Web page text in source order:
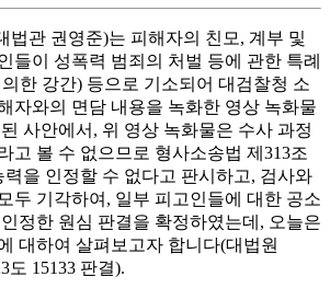
법관 권영준)는 피해자의 친모, 계부 및
들이 성폭력 범죄의 처벌 등에 관한 특례
한 강간) 등으로 기소되어 대검찰청 소
자와의 면담 내용을 녹화한 영상 녹화물
사안에서, 위 영상 녹화물은 수사 과정
고 볼 수 없으므로 형사소송법 제313조
을 인정할 수 없다고 판시하고, 검사와
두 기각하여, 일부 피고인들에 대한 공소
정한 원심 판결을 확정하였는데, 오늘은
대하여 살펴보고자 합니다(대법원
도 15133 판결).